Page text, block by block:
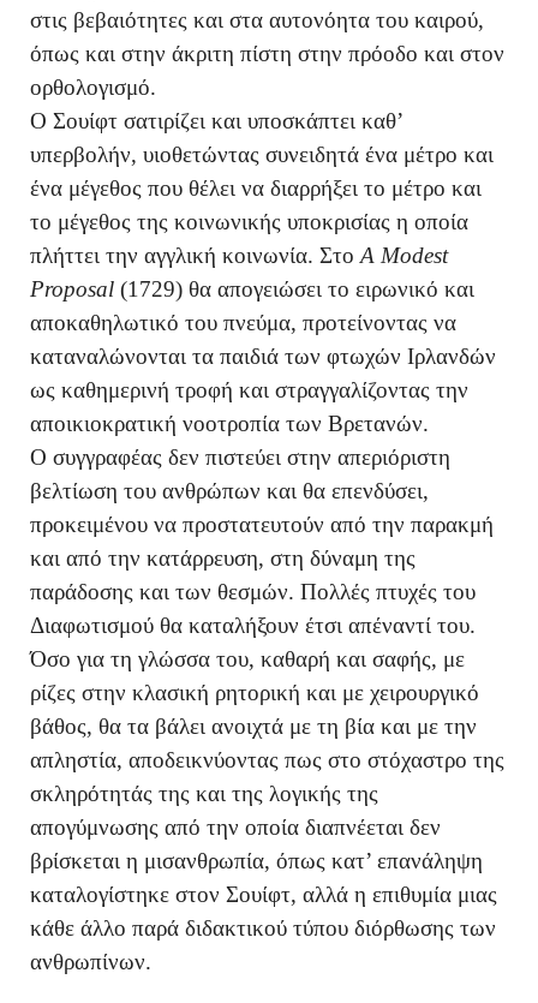
στις βεβαιότητες και στα αυτονόητα του καιρού,
όπως και στην άκριτη πίστη στην πρόοδο και στον
ορθολογισμό.
Ο Σουίφτ σατιρίζει και υποσκάπτει καθ’
υπερβολήν, υιοθετώντας συνειδητά ένα μέτρο και
ένα μέγεθος που θέλει να διαρρήξει το μέτρο και
το μέγεθος της κοινωνικής υποκρισίας η οποία
πλήττει την αγγλική κοινωνία. Στο A Modest
Proposal (1729) θα απογειώσει το ειρωνικό και
αποκαθηλωτικό του πνεύμα, προτείνοντας να
καταναλώνονται τα παιδιά των φτωχών Ιρλανδών
ως καθημερινή τροφή και στραγγαλίζοντας την
αποικιοκρατική νοοτροπία των Βρετανών.
Ο συγγραφέας δεν πιστεύει στην απεριόριστη
βελτίωση του ανθρώπων και θα επενδύσει,
προκειμένου να προστατευτούν από την παρακμή
και από την κατάρρευση, στη δύναμη της
παράδοσης και των θεσμών. Πολλές πτυχές του
Διαφωτισμού θα καταλήξουν έτσι απέναντί του.
Όσο για τη γλώσσα του, καθαρή και σαφής, με
ρίζες στην κλασική ρητορική και με χειρουργικό
βάθος, θα τα βάλει ανοιχτά με τη βία και με την
απληστία, αποδεικνύοντας πως στο στόχαστρο της
σκληρότητάς της και της λογικής της
απογύμνωσης από την οποία διαπνέεται δεν
βρίσκεται η μισανθρωπία, όπως κατ’ επανάληψη
καταλογίστηκε στον Σουίφτ, αλλά η επιθυμία μιας
κάθε άλλο παρά διδακτικού τύπου διόρθωσης των
ανθρωπίνων.